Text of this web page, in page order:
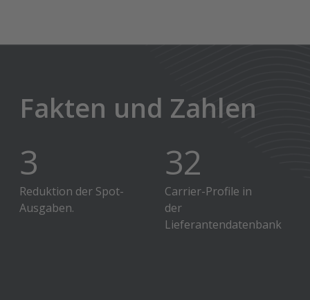
Fakten und Zahlen
4
Reduktion der Spot-
Ausgaben.
40
Carrier-Profile in
der
Lieferantendatenbank